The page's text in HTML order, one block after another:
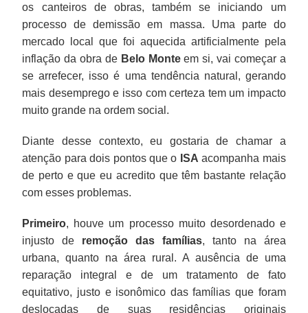
os canteiros de obras, também se iniciando um
processo de demissão em massa. Uma parte do
mercado local que foi aquecida artificialmente pela
inflação da obra de Belo Monteem si, vai começar a
se arrefecer, isso é uma tendência natural, gerando
mais desemprego e isso com certeza tem um impacto
muito grande na ordem social.
Diante desse contexto, eu gostaria de chamar a
atenção para dois pontos que o ISA acompanha mais
de perto e que eu acredito que têm bastante relação
com esses problemas.
Primeiro, houve um processo muito desordenado e
injusto de remoção das famílias, tanto na área
urbana, quanto na área rural. A ausência de uma
reparação integral e de um tratamento de fato
equitativo, justo e isonômico das famílias que foram
deslocadas de suas residências originais